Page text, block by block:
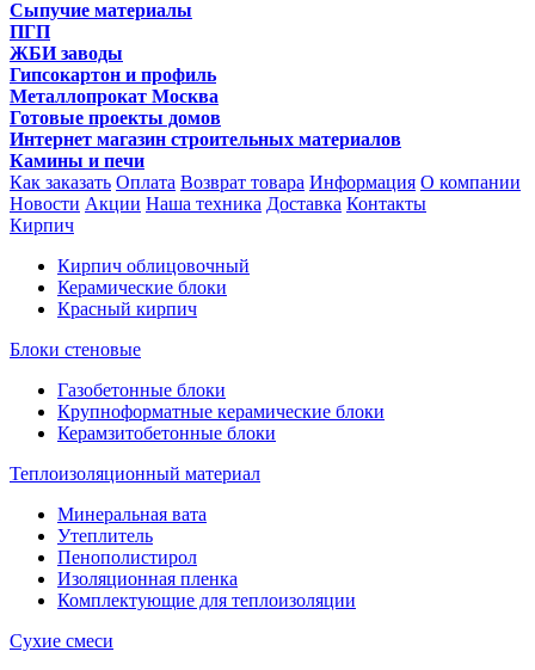
Сыпучие материалы
ПГП
ЖБИ заводы
Гипсокартон и профиль
Металлопрокат Москва
Готовые проекты домов
Интернет магазин строительных материалов
Камины и печи
Как заказать Оплата Возврат товара Информация О компании
Новости Акции Наша техника Доставка Контакты
Кирпич
Кирпич облицовочный
Керамические блоки
Красный кирпич
Блоки стеновые
Газобетонные блоки
Крупноформатные керамические блоки
Керамзитобетонные блоки
Теплоизоляционный материал
Минеральная вата
Утеплитель
Пенополистирол
Изоляционная пленка
Комплектующие для теплоизоляции
Сухие смеси